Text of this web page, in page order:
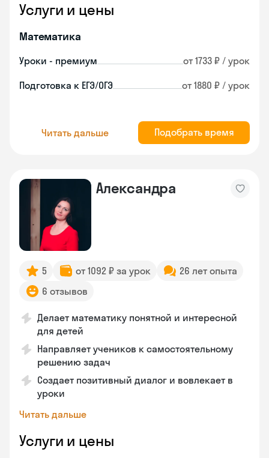
Услуги и цены
Математика
Уроки - премиум от 1733 ₽ / урок
Подготовка к ЕГЭ/ОГЭ от 1880 ₽ / урок
Читать дальше Подобрать время
Александра
5 от 1092 ₽ за урок
26 лет опыта
6 отзывов
Делает математику понятной и интересной
для детей
Направляет учеников к самостоятельному
решению задач
Создает позитивный диалог и вовлекает в
уроки
Читать дальше
Услуги и цены